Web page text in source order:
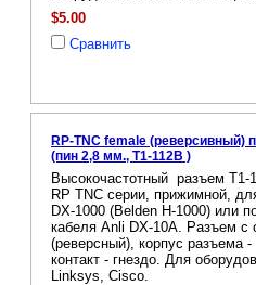
$5.00
Сравнить
RP-TNC female (реверсивный)
(пин 2,8 мм., T1-112B )
Высокочастотный разъем T1-
RP TNC серии, прижимной,
DX-1000 (Belden H-1000) или
кабеля Anli DX-10A. Разъем с
(реверсный), корпус разъема
контакт - гнездо. Для
Linksys, Cisco.